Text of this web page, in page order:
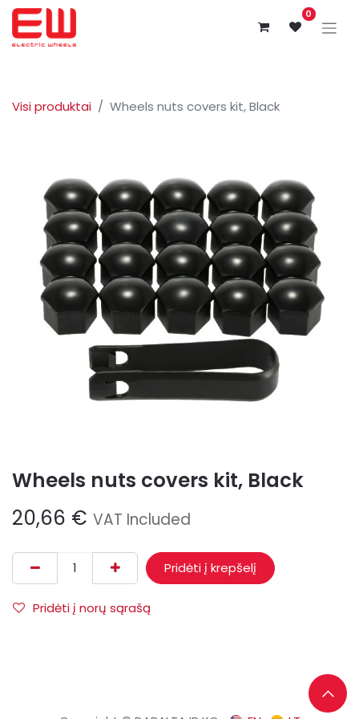
0
Visi produktai Wheels nuts covers kit, Black
Wheels nuts covers kit, Black
20,66 € VAT Included
Pridėti į krepšelį
Pridėti į norų sąrašą